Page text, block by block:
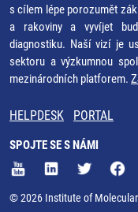
s cílem lépe porozumět
a rakoviny a vyvíjet
diagnostiku. Naší vizí je
sektoru a výzkumnou
mezinárodních platforem.
HELPDESK PORTAL
SPOJTE SE S NÁMI
© 2026 Institute of